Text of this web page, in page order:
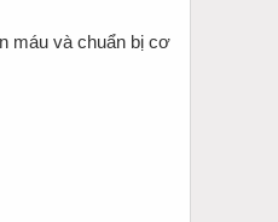
máu và chuẩn bị cơ